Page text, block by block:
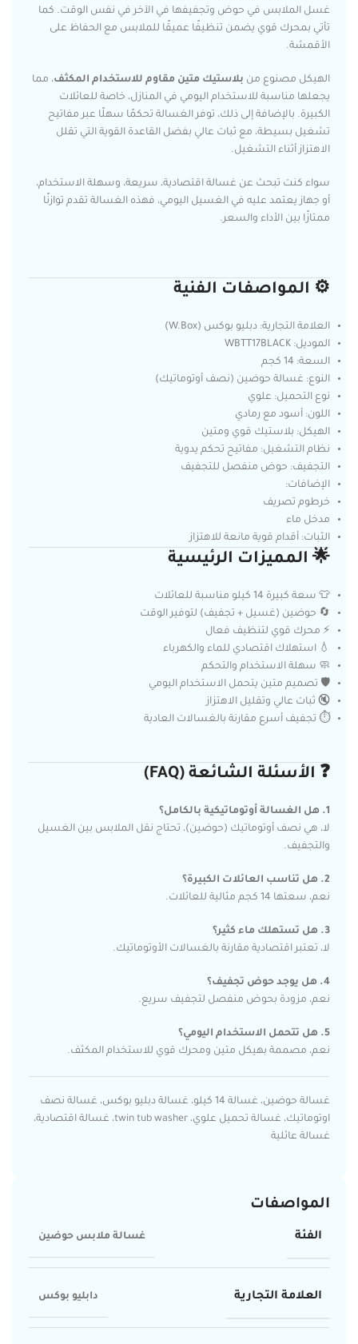
غسل الملابس في حوض وتجفيفها في الآخر في نفس الوقت. كما
تأتي بمحرك قوي يضمن تنظيفًا عميقًا للملابس مع الحفاظ على
الأقمشة.
الهيكل مصنوع من بلاستيك متين مقاوم للاستخدام المكثف، مما
يجعلها مناسبة للاستخدام اليومي في المنازل، خاصة للعائلات
الكبيرة. بالإضافة إلى ذلك، توفر الغسالة تحكمًا سهلًا عبر مفاتيح
تشغيل بسيطة، مع ثبات عالي بفضل القاعدة القوية التي تقلل
الاهتزاز أثناء التشغيل.
سواء كنت تبحث عن غسالة اقتصادية، سريعة، وسهلة الاستخدام،
أو جهاز يعتمد عليه في الغسيل اليومي، فهذه الغسالة تقدم توازنًا
ممتازًا بين الأداء والسعر.
⚙️ المواصفات الفنية
العلامة التجارية: دبليو بوكس (W.Box)
الموديل: WBTT17BLACK
السعة: 14 كجم
النوع: غسالة حوضين (نصف أوتوماتيك)
نوع التحميل: علوي
اللون: أسود مع رمادي
الهيكل: بلاستيك قوي ومتين
نظام التشغيل: مفاتيح تحكم يدوية
التجفيف: حوض منفصل للتجفيف
الإضافات:
خرطوم تصريف
مدخل ماء
الثبات: أقدام قوية مانعة للاهتزاز
🌟 المميزات الرئيسية
👕 سعة كبيرة 14 كيلو مناسبة للعائلات
🔄 حوضين (غسيل + تجفيف) لتوفير الوقت
⚡ محرك قوي لتنظيف فعال
💧 استهلاك اقتصادي للماء والكهرباء
🧼 سهلة الاستخدام والتحكم
🛡️ تصميم متين يتحمل الاستخدام اليومي
🔇 ثبات عالي وتقليل الاهتزاز
⏱️ تجفيف أسرع مقارنة بالغسالات العادية
❓ الأسئلة الشائعة (FAQ)
1. هل الغسالة أوتوماتيكية بالكامل؟
لا، هي نصف أوتوماتيك (حوضين)، تحتاج نقل الملابس بين الغسيل
والتجفيف.
2. هل تناسب العائلات الكبيرة؟
نعم، سعتها 14 كجم مثالية للعائلات.
3. هل تستهلك ماء كثير؟
لا، تعتبر اقتصادية مقارنة بالغسالات الأوتوماتيك.
4. هل يوجد حوض تجفيف؟
نعم، مزودة بحوض منفصل لتجفيف سريع.
5. هل تتحمل الاستخدام اليومي؟
نعم، مصممة بهيكل متين ومحرك قوي للاستخدام المكثف.
غسالة حوضين، غسالة 14 كيلو، غسالة دبليو بوكس، غسالة نصف
اوتوماتيك، غسالة تحميل علوي، twin tub washer، غسالة اقتصادية،
غسالة عائلية
المواصفات
الفئة غسالة ملابس حوضين
العلامة التجارية دابليو بوكس